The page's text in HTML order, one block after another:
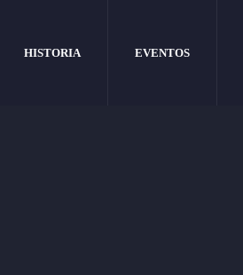
HISTORIA EVENTOS